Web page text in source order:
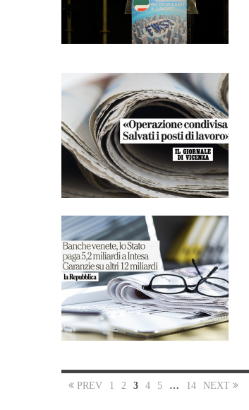
PREV 1 2 3 4 5 … 14 NEXT